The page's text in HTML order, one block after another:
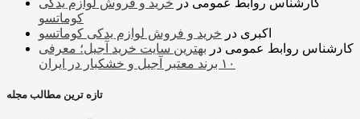
کارشناس روابط عمومی در خرید و فروش لوازم یدکی
کوماتسو
اکبری در خرید و فروش لوازم یدکی کوماتسو
کارشناس روابط عمومی در بهترین سایت خرید آجیل؛ معرفی
۱۰ برند معتبر آجیل و خشکبار در ایران
تازه ترین مطالب مجله